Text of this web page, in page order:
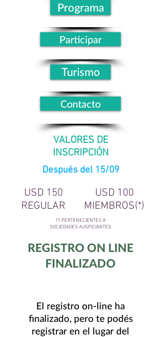
Programa
Participar
Turismo
Contacto
VALORES DE
INSCRIPCIÓN
Después del 15/09
USD 150
REGULAR
USD 100
MIEMBROS(*)
(*) PERTENECIENTES A
SOCIEDADES AUSPICIANTES
REGISTRO ON LINE
FINALIZADO
El registro on-line ha
finalizado, pero te podés
registrar en el lugar del